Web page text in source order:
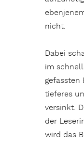
nicht.
Dabei
im
gefassten
tieferes
versinkt.
der
wird das